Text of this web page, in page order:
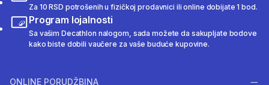
Za 10 RSD potrošenih u fizičkoj prodavnici ili online dobijate 1 bod.
Program lojalnosti
Sa vašim Decathlon nalogom, sada možete da sakupljate bodove
kako biste dobili vaučere za vaše buduće kupovine.
ONLINE PORUDŽBINA